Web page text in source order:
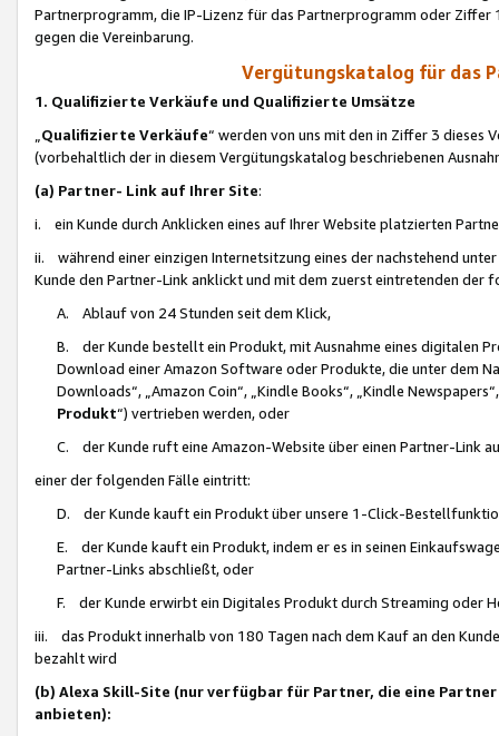
Partnerprogramm, die IP-Lizenz für das Partnerprogramm oder
gegen die Vereinbarung.
Vergütungskatalog für das
1. Qualifizierte Verkäufe und Qualifizierte Umsätze
Qualifizierte Verkäufe“ werden von uns mit den in Ziffer 3
(vorbehaltlich der in diesem Vergütungskatalog beschriebenen
(a) Partner- Link auf Ihrer Site:
i. ein Kunde durch Anklicken eines auf Ihrer Website platzierten
ii. während einer einzigen Internetsitzung eines der nachstehend
Kunde den Partner-Link anklickt und mit dem zuerst eintretenden der
A. Ablauf von 24 Stunden seit dem Klick,
B. der Kunde bestellt ein Produkt, mit Ausnahme eines digitalen
Download einer Amazon Software oder Produkte, die unter dem
Downloads“, „Amazon Coin“, „Kindle Books“, „Kindle
Produkt“) vertrieben werden, oder
C. der Kunde ruft eine Amazon-Website über einen Partner-Link
einer der folgenden Fälle eintritt:
D. der Kunde kauft ein Produkt über unsere 1-Click-
E. der Kunde kauft ein Produkt, indem er es in seinen
Partner-Links abschließt, oder
F. der Kunde erwirbt ein Digitales Produkt durch Streaming oder
iii. das Produkt innerhalb von 180 Tagen nach dem Kauf an den
bezahlt wird
(b) Alexa Skill-Site (nur verfügbar für Partner, die eine
anbieten):